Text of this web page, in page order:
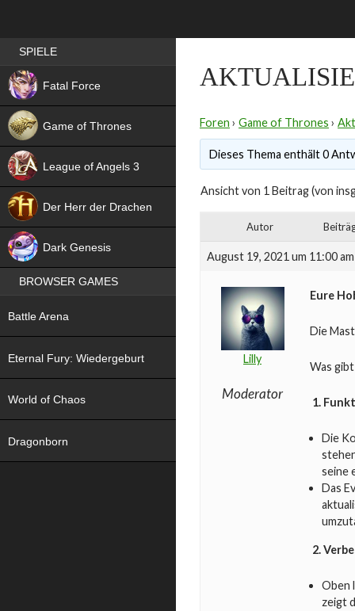
Foren › Game of Thrones ›
Dieses Thema enthält 0
Ansicht von 1 Beitrag (von
Autor
August 19, 2021 um 11:00 am
Lilly
Moderator
Eure
Die
Was
1.
Die
seine
Das
2.
Oben
zeigt
Best RPG games in Germany
SPIELE
Fatal Force
Game of Thrones
League of Angels 3
Der Herr der Drachen
Dark Genesis
BROWSER GAMES
Battle Arena
Eternal Fury: Wiedergeburt
World of Chaos
Dragonborn